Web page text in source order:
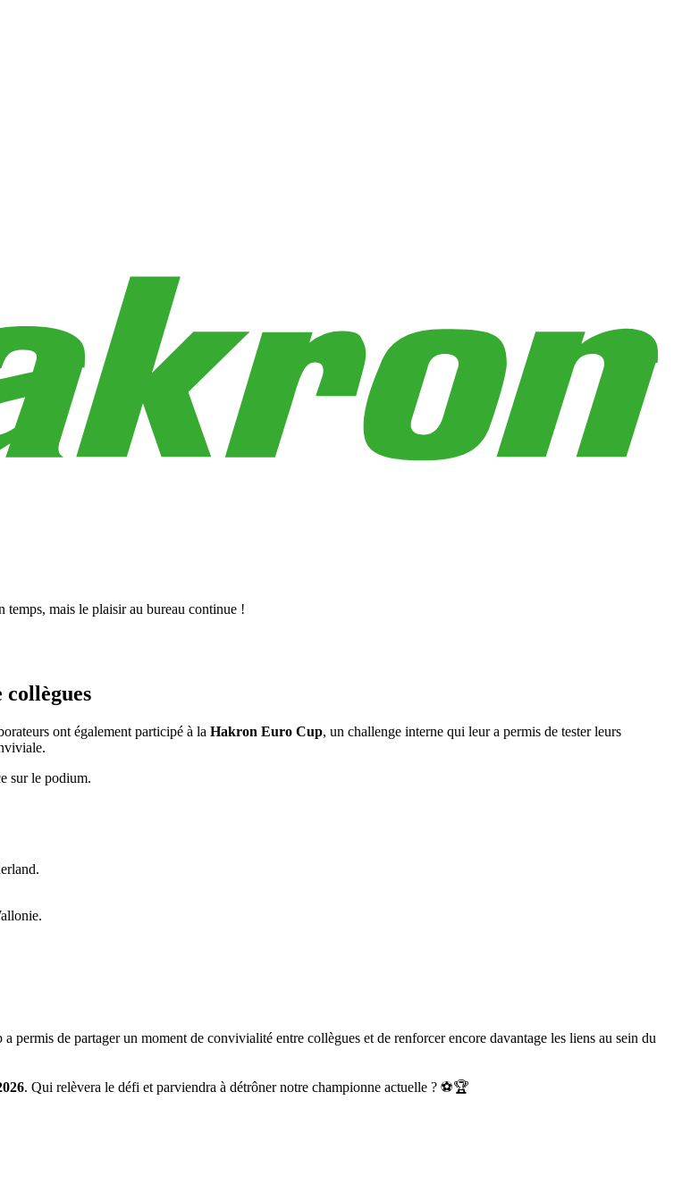
mais le plaisir au bureau continue !
ont également participé à la Hakron Euro Cup, un challenge interne qui leur a permis de tester leurs
sur le podium.
de partager un moment de convivialité entre collègues et de renforcer encore davantage les liens au sein du
. Qui relèvera le défi et parviendra à détrôner notre championne actuelle ? ⚽🏆